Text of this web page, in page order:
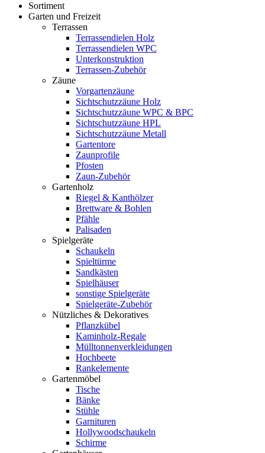
Sortiment
Garten und Freizeit
Terrassen
Terrassendielen Holz
Terrassendielen WPC
Unterkonstruktion
Terrassen-Zubehör
Zäune
Vorgartenzäune
Sichtschutzzäune Holz
Sichtschutzzäune WPC & BPC
Sichtschutzzäune HPL
Sichtschutzzäune Metall
Gartentore
Zaunprofile
Pfosten
Zaun-Zubehör
Gartenholz
Riegel & Kanthölzer
Brettware & Bohlen
Pfähle
Palisaden
Spielgeräte
Schaukeln
Spieltürme
Sandkästen
Spielhäuser
sonstige Spielgeräte
Spielgeräte-Zubehör
Nützliches & Dekoratives
Pflanzkübel
Kaminholz-Regale
Mülltonnenverkleidungen
Hochbeete
Rankelemente
Gartenmöbel
Tische
Bänke
Stühle
Garnituren
Hollywoodschaukeln
Schirme